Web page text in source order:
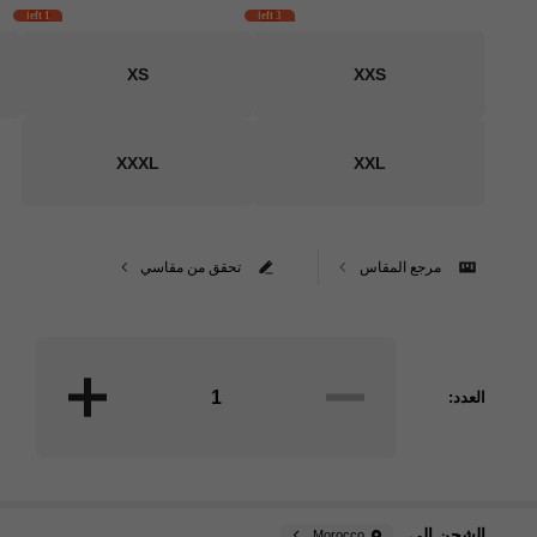
XXS
3 left
XS
1 left
XXL
XXXL
تحقق من مقاسي مرجع المقاس
العدد: